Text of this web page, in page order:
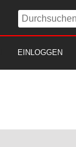
EINLOGGEN